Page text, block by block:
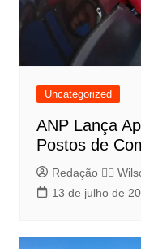
Uncategorized
ANP Lança
Postos de
Redação 👨‍⚖️​
13 de julho de